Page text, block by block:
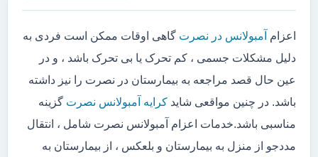
اعزام آمبولانس در نصرت گاهی اوقات ممکن است فردی به
دلیل مشکلات جسمی ، کم تحرک یا بی تحرک باشد ، و در
عین حال قصد مراجعه به بیمارستان در نصرت را نیز داشته
باشد. در چنین مواقعی شاید کرایه آمبولانس نصرت گزینه
مناسبی باشد.خدمات اعزام آمبولانس نصرت شامل ، انتقال
مددجو از منزل به بیمارستان و بلعکس ، از بیمارستان به